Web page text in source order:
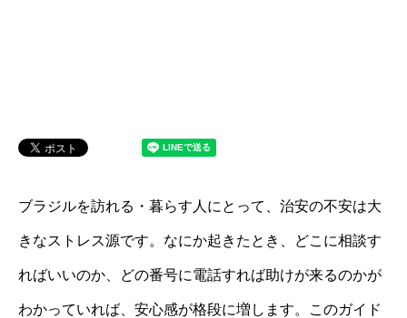
ブラジルを訪れる・暮らす人にとって、治安の不安は大
きなストレス源です。なにか起きたとき、どこに相談す
ればいいのか、どの番号に電話すれば助けが来るのかが
わかっていれば、安心感が格段に増します。このガイド